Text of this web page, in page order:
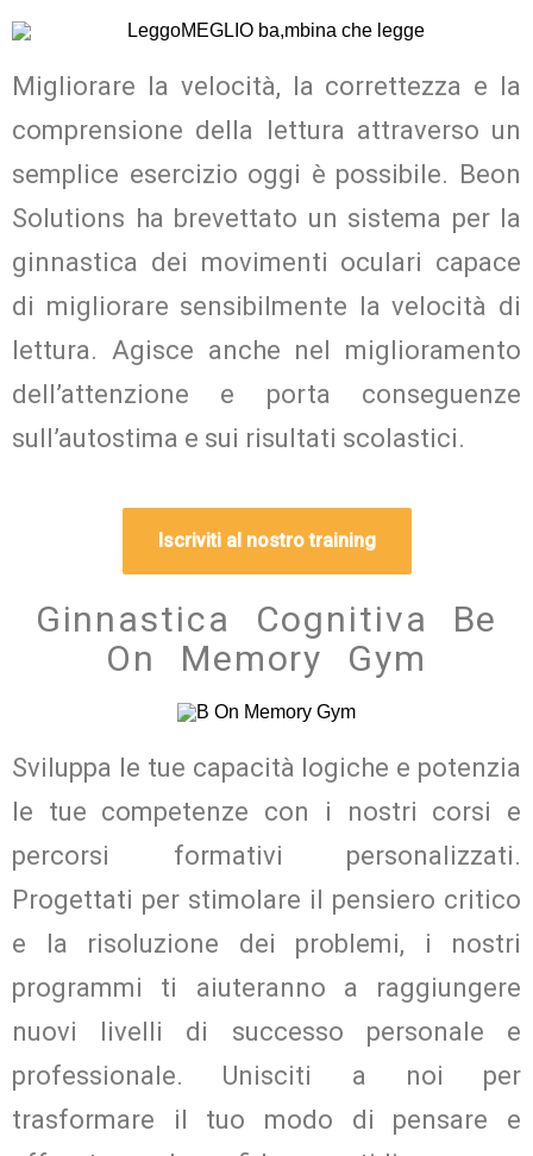
Migliorare la velocità, la correttezza e la
comprensione della lettura attraverso un
semplice esercizio oggi è possibile. Beon
Solutions ha brevettato un sistema per la
ginnastica dei movimenti oculari capace
di migliorare sensibilmente la velocità di
lettura. Agisce anche nel miglioramento
dell’attenzione e porta conseguenze
sull’autostima e sui risultati scolastici.
Iscriviti al nostro training
Ginnastica Cognitiva Be
On Memory Gym
Sviluppa le tue capacità logiche e potenzia
le tue competenze con i nostri corsi e
percorsi formativi personalizzati.
Progettati per stimolare il pensiero critico
e la risoluzione dei problemi, i nostri
programmi ti aiuteranno a raggiungere
nuovi livelli di successo personale e
professionale. Unisciti a noi per
trasformare il tuo modo di pensare e